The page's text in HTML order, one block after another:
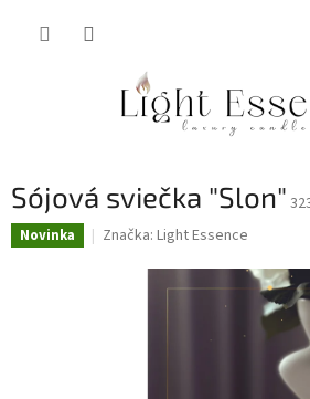
Sójová sviečka "Slon"
Novinka Značka: Light Essence